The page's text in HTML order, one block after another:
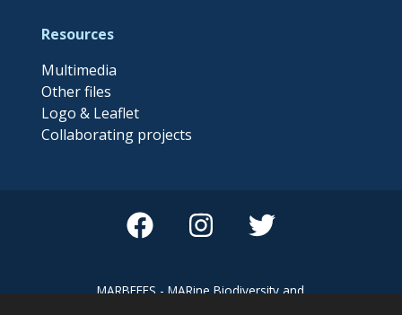
Resources
Multimedia
Other files
Logo & Leaflet
Collaborating projects
MARBEFES - MARine Biodiversity and